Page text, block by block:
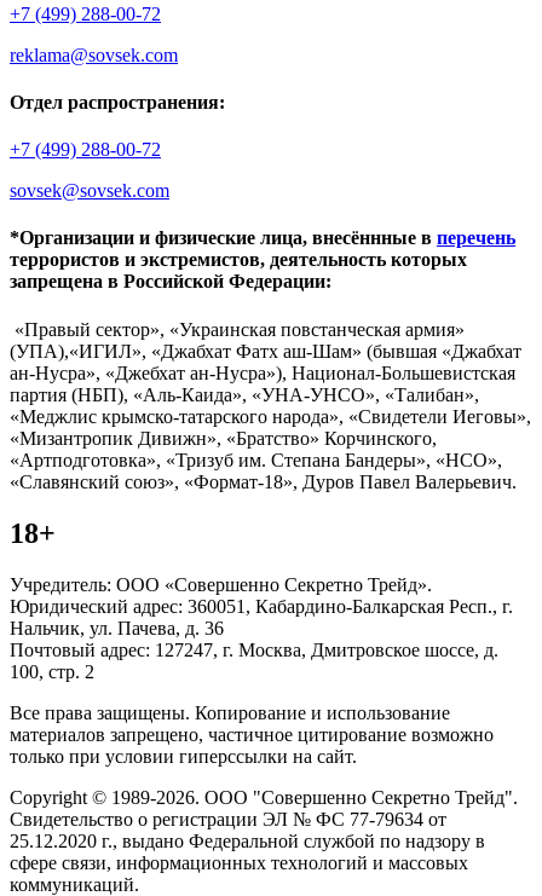
+7 (499) 288-00-72
reklama@sovsek.com
Отдел распространения:
+7 (499) 288-00-72
sovsek@sovsek.com
*Организации и физические лица, внесённные в перечень
террористов и экстремистов, деятельность которых
запрещена в Российской Федерации:
«Правый сектор», «Украинская повстанческая армия»
(УПА),«ИГИЛ», «Джабхат Фатх аш-Шам» (бывшая «Джабхат
ан-Нусра», «Джебхат ан-Нусра»), Национал-Большевистская
партия (НБП), «Аль-Каида», «УНА-УНСО», «Талибан»,
«Меджлис крымско-татарского народа», «Свидетели Иеговы»,
«Мизантропик Дивижн», «Братство» Корчинского,
«Артподготовка», «Тризуб им. Степана Бандеры», «НСО»,
«Славянский союз», «Формат-18», Дуров Павел Валерьевич.
18+
Учредитель: ООО «Совершенно Секретно Трейд».
Юридический адрес: 360051, Кабардино-Балкарская Респ., г.
Нальчик, ул. Пачева, д. 36
Почтовый адрес: 127247, г. Москва, Дмитровское шоссе, д.
100, стр. 2
Все права защищены. Копирование и использование
материалов запрещено, частичное цитирование возможно
только при условии гиперссылки на сайт.
Copyright © 1989-2026. ООО "Совершенно Секретно Трейд".
Свидетельство о регистрации ЭЛ № ФС 77-79634 от
25.12.2020 г., выдано Федеральной службой по надзору в
сфере связи, информационных технологий и массовых
коммуникаций.